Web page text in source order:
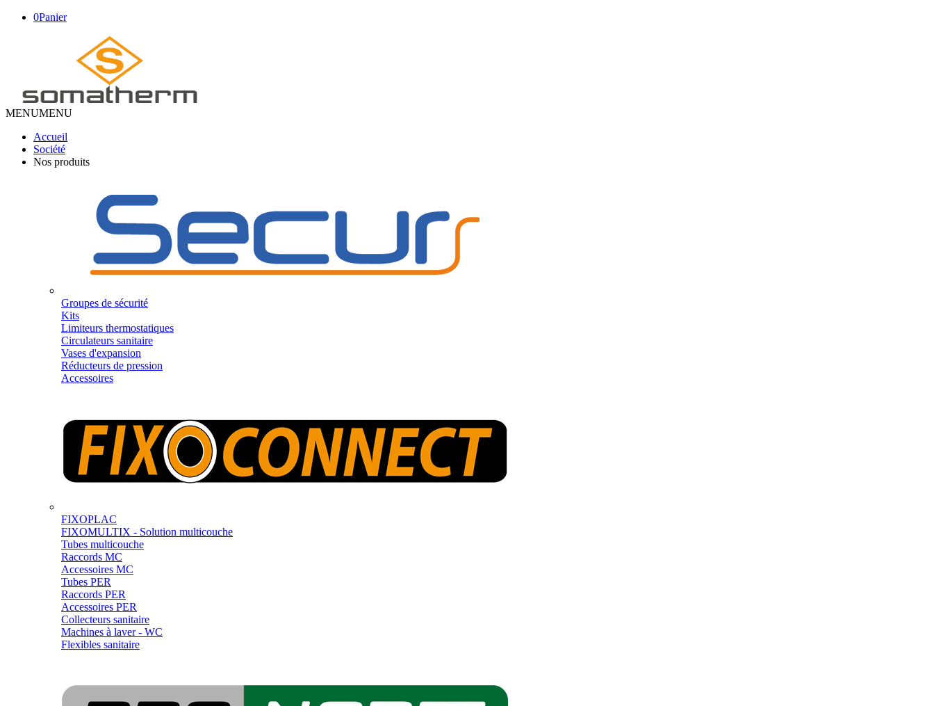
0Panier
MENUMENU
Accueil
Société
Nos produits
Groupes de sécurité
Kits
Limiteurs thermostatiques
Circulateurs sanitaire
Vases d'expansion
Réducteurs de pression
Accessoires
FIXOPLAC
FIXOMULTIX - Solution multicouche
Tubes multicouche
Raccords MC
Accessoires MC
Tubes PER
Raccords PER
Accessoires PER
Collecteurs sanitaire
Machines à laver - WC
Flexibles sanitaire